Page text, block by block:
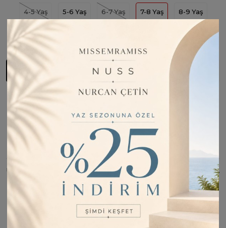
4-5 Yaş 5-6 Yaş 6-7 Yaş 7-8 Yaş 8-9 Yaş
Sepete Ekle
Fiyatı Düşünce Haber Ver
İade Bilgisi:
Değişim Kabul Edilir
Bu Ürünü Paylaş
ÜRÜN BILGISI
Beden Tablosu:
104 (4-5) -> 8681156988057